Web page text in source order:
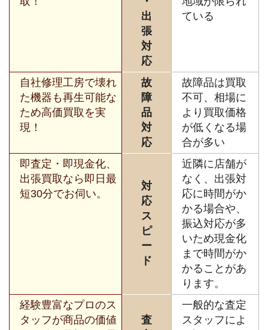
出
張
対
応
ている
自社修理工房で壊れ
た機器も再生可能な
ため高価買取を実
現！
故
障
品
対
応
故障品は買取
不可、相場に
より買取価格
が低くなる場
合が多い
即査定・即現金化、
出張買取なら即日最
短30分でお伺い。
対
応
ス
ピ
ー
ド
近隣に店舗が
なく、出張対
応に時間がか
かる場合や、
振込対応が多
いため現金化
まで時間がか
かることがあ
ります。
経験豊富なプロのス
タッフが商品の価値
査
一般的な査定
スタッフによ